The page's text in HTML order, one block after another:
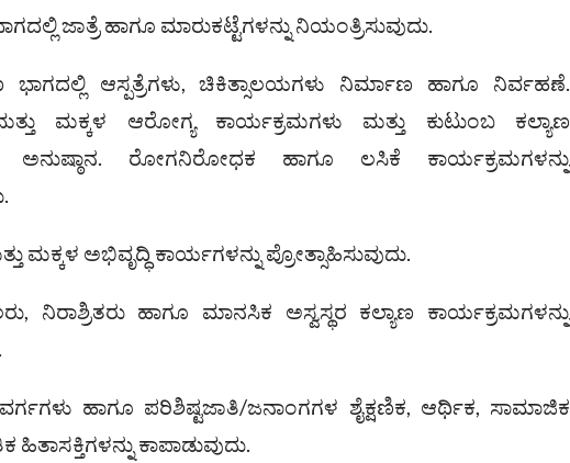
ಜಾತ್ರೆ ಹಾಗೂ ಮಾರುಕಟ್ಟೆಗಳನ್ನು ನಿಯಂತ್ರಿಸುವುದು.
ಆಸ್ಪತ್ರೆಗಳು, ಚಿಕಿತ್ಸಾಲಯಗಳು ನಿರ್ಮಾಣ ಹಾಗೂ ನಿರ್ವಹಣೆ.
ಮಕ್ಕಳ ಆರೋಗ್ಯ ಕಾರ್ಯಕ್ರಮಗಳು ಮತ್ತು ಕುಟುಂಬ ಕಲ್ಯಾಣ
ಅನುಷ್ಠಾನ. ರೋಗನಿರೋಧಕ ಹಾಗೂ ಲಸಿಕೆ ಕಾರ್ಯಕ್ರಮಗಳನ್ನು
ಮಕ್ಕಳ ಅಭಿವೃದ್ಧಿ ಕಾರ್ಯಗಳನ್ನು ಪ್ರೋತ್ಸಾಹಿಸುವುದು.
ನಿರಾಶ್ರಿತರು ಹಾಗೂ ಮಾನಸಿಕ ಅಸ್ವಸ್ಥರ ಕಲ್ಯಾಣ ಕಾರ್ಯಕ್ರಮಗಳನ್ನು
ಹಾಗೂ ಪರಿಶಿಷ್ಟಜಾತಿ/ಜನಾಂಗಗಳ ಶೈಕ್ಷಣಿಕ, ಆರ್ಥಿಕ, ಸಾಮಾಜಿಕ
ಹಿತಾಸಕ್ತಿಗಳನ್ನು ಕಾಪಾಡುವುದು.